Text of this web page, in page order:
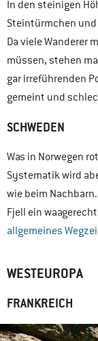
In den steinigen
Steintürmchen
Da viele Wanderer
müssen, stehen
gar irreführenden
gemeint und
SCHWEDEN
Was in Norwegen
Systematik wird
wie beim
Fjell ein
allgemeines
WESTEUROPA
FRANKREICH